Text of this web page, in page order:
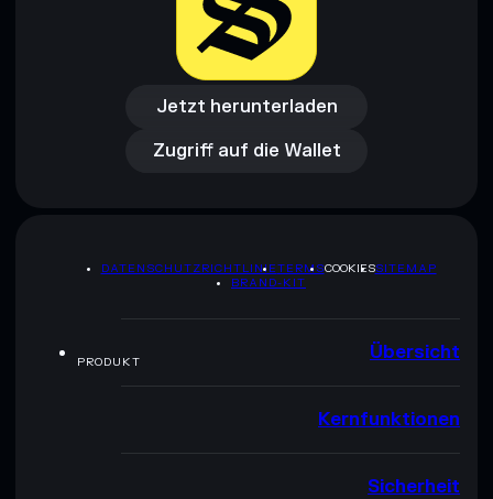
Jetzt herunterladen
Jetzt herunterladen
Zugriff auf die Wallet
Zugriff auf die Wallet
DATENSCHUTZRICHTLINIETERMSCOOKIESSITEMAP
BRAND-KIT
PRODUKT Übersicht
Kernfunktionen
Sicherheit